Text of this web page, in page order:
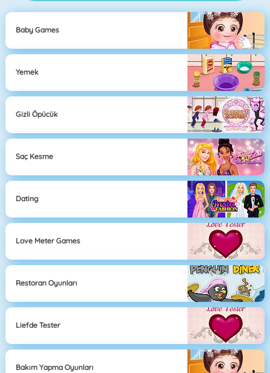
Baby Games
Yemek
Gizli Öpücük
Saç Kesme
Dating
Love Meter Games
Restoran Oyunları
Liefde Tester
Bakım Yapma Oyunları